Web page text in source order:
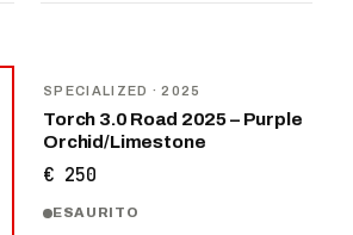
SPECIALIZED · 2025
Torch 3.0 Road 2025 – Purple
Orchid/Limestone
€ 250
ESAURITO